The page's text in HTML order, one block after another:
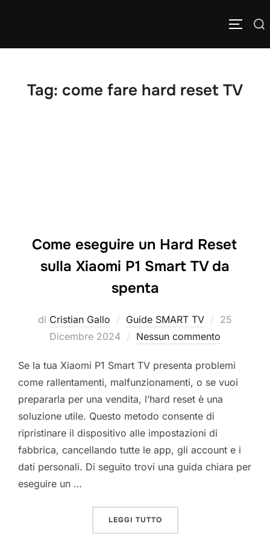
Cerca APRI/
Tag: come fare hard reset TV
Come eseguire un Hard Reset
sulla Xiaomi P1 Smart TV da
spenta
di Cristian Gallo Guide SMART TV
Pubblicato
il
25
Dicembre 2024
Nessun commento
Se la tua Xiaomi P1 Smart TV presenta problemi
come rallentamenti, malfunzionamenti, o se vuoi
prepararla per una vendita, l’hard reset è una
soluzione utile. Questo metodo consente di
ripristinare il dispositivo alle impostazioni di
fabbrica, cancellando tutte le app, gli account e i
dati personali. Di seguito trovi una guida chiara per
eseguire un …
LEGGI TUTTO“COME ESEGUIRE UN